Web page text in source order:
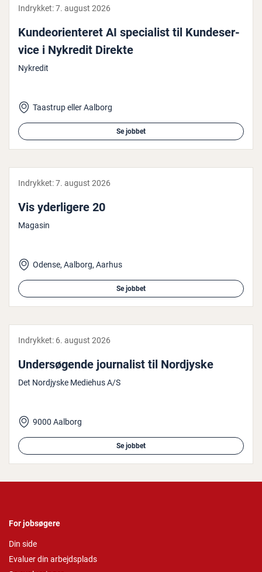
Indrykket:7. august 2026
Kun­de­o­ri­en­te­ret AI spe­ci­a­list til Kun­de­ser­
vi­ce i Nykredit Direkte
Nykredit
Taastrup eller Aalborg
Se jobbet
Indrykket:7. august 2026
Vis yder­li­ge­re 20
Magasin
Odense, Aalborg, Aarhus
Se jobbet
Indrykket: 6. august 2026
Un­der­sø­gen­de jour­na­list til Nordjyske
Det Nordjyske Mediehus A/S
9000 Aalborg
Se jobbet
For jobsøgere
Din side
Evaluer din arbejdsplads